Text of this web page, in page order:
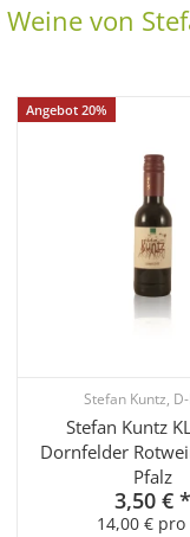
von
Angebot 20%
Stefan Kuntz,
Stefan Kuntz
Dornfelder
Pfalz
3,50 € *
14,00 € pro